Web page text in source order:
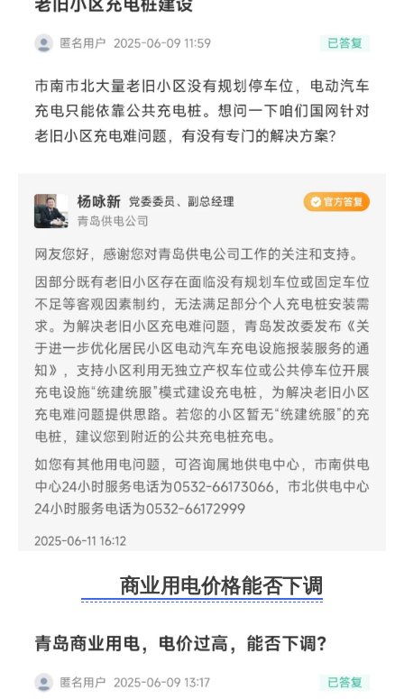
商业用电价格能否下调